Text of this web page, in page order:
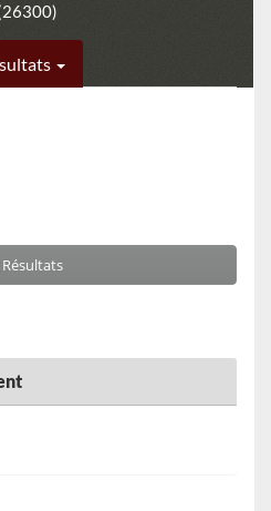
Résultats